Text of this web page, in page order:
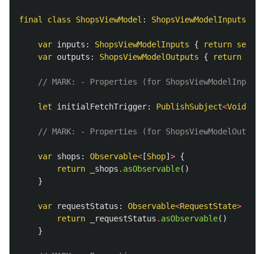
final class ShopsViewModel : ShopsViewModelInputs
var inputs : ShopsViewModelInputs { return self
var outputs : ShopsViewModelOutputs { return
// MARK: - Properties (for ShopsViewModelInputs)
let initialFetchTrigger: PublishSubject<Void
// MARK: - Properties (for
var shops : Observable< [Shop] > {
return
_shops . asObservable()
}
var requestStatus : Observable<RequestState>
return
_requestStatus . asObservable()
}